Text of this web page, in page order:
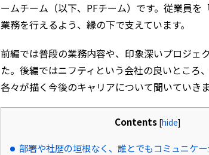
ームチーム（以下、PFチーム）です。従業員を
業務を行えるよう、縁の下で支えています。
前編では普段の業務内容や、印象深いプロジェ
た。後編ではニフティという会社の良いところ
各々が描く今後のキャリアについて聞いていきま
Contents [hide]
部署や社歴の垣根なく、誰とでもコミュニケ